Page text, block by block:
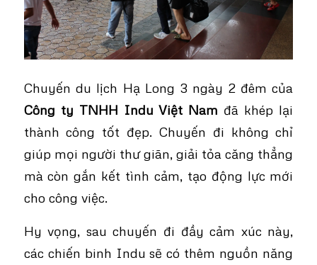
Chuyến du lịch Hạ Long 3 ngày 2 đêm của
Công ty TNHH Indu Việt Nam đã khép lại
thành công tốt đẹp. Chuyến đi không chỉ
giúp mọi người thư giãn, giải tỏa căng thẳng
mà còn gắn kết tình cảm, tạo động lực mới
cho công việc.
Hy vọng, sau chuyến đi đầy cảm xúc này,
các chiến binh Indu sẽ có thêm nguồn năng